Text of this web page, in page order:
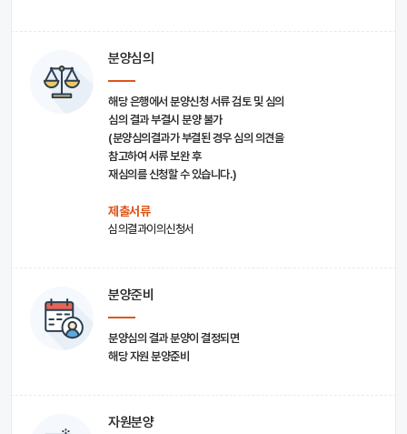
분양심의
해당 은행에서 분양신청 서류 검토 및 심의
심의 결과 부결시 분양 불가
(분양심의결과가 부결된 경우 심의 의견을
참고하여 서류 보완 후
재심의를 신청할 수 있습니다.)
제출서류
심의결과이의신청서
분양준비
분양심의 결과 분양이 결정되면
해당 자원 분양준비
자원분양